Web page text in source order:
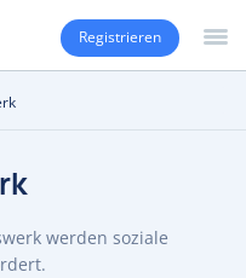
Registrieren
werden soziale